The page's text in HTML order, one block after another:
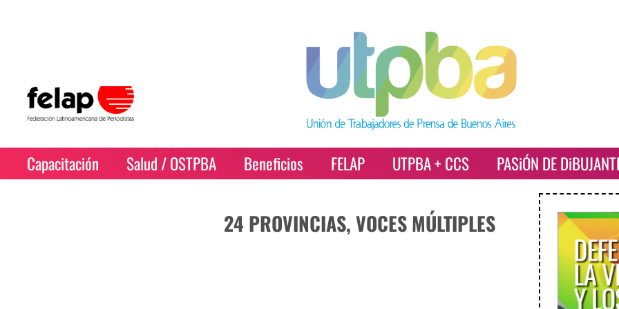
Capacitación Salud / OSTPBA Beneficios FELAP UTPBA + CCS PASiÓN DE
24 PROVINCIAS, VOCES MÚLTIPLES